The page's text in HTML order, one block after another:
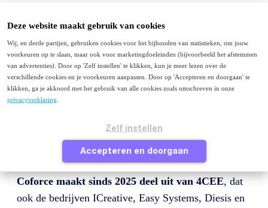
Deze website maakt gebruik van cookies
Wij, en derde partijen, gebruiken cookies voor het bijhouden van statistieken, om jouw
voorkeuren op te slaan, maar ook voor marketingdoeleinden (bijvoorbeeld het afstemmen
van advertenties). Door op 'Zelf instellen' te klikken, kun je meer lezen over de
verschillende cookies en je voorkeuren aanpassen. Door op 'Accepteren en doorgaan' te
klikken, ga je akkoord met het gebruik van alle cookies zoals omschreven in onze
privacyverklaring
Zelf instellen
Accepteren en doorgaan
Robotic Process Automation (RPA)
Intelligent Document Processing
Communications Mining
Agentic AI
Contact
komt en op zoek bent naar Coforce of
naar informatie over intelligent automation of RPA.
Coforce maakt sinds 2025 deel uit van 4CEE, dat
ook de bedrijven ICreative, Easy Systems, Diesis en